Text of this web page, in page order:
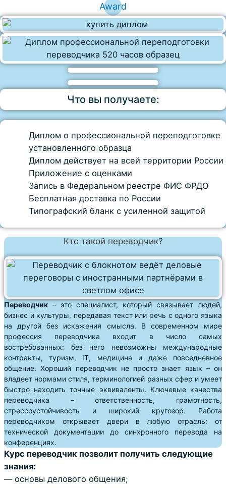
Award
Что вы получаете:
Диплом о профессиональной переподготовке
установленного образца
Диплом действует на всей территории России
Приложение с оценками
Запись в Федеральном реестре ФИС ФРДО
Бесплатная доставка по России
Типографский бланк с усиленной защитой
Кто такой переводчик?
Переводчик – это специалист, который связывает людей,
бизнес и культуры, передавая текст или речь с одного языка
на другой без искажения смысла. В современном мире
профессия переводчика входит в число самых
востребованных: без него невозможны международные
контракты, туризм, IT, медицина и даже повседневное
общение. Хороший переводчик не просто знает язык – он
владеет нормами стиля, терминологией разных сфер и умеет
быстро находить точные эквиваленты. Ключевые качества
переводчика – ответственность, грамотность,
стрессоустойчивость и широкий кругозор. Работа
переводчиком открывает двери в любую отрасль: от
технической документации до синхронного перевода на
конференциях.
Курс переводчик позволит получить следующие
знания:
— основы делового общения;